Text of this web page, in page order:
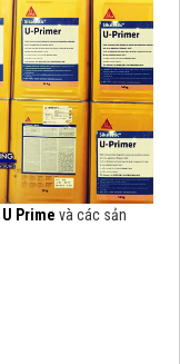
Prime và các sản